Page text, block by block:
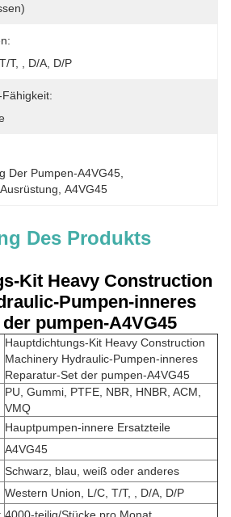
T, , D/A, D/P
Der Pumpen-A4VG45
A4VG45
Des Produkts
Kit Heavy Construction
Pumpen-inneres
pumpen-A4VG45
Hauptdichtungs-Kit Heavy Construction
Machinery Hydraulic-Pumpen-inneres
Reparatur-Set der pumpen-A4VG45
PU, Gummi, PTFE, NBR, HNBR, ACM,
VMQ
Hauptpumpen-innere Ersatzteile
A4VG45
Schwarz, blau, weiß oder anderes
Western Union, L/C, T/T, , D/A, D/P